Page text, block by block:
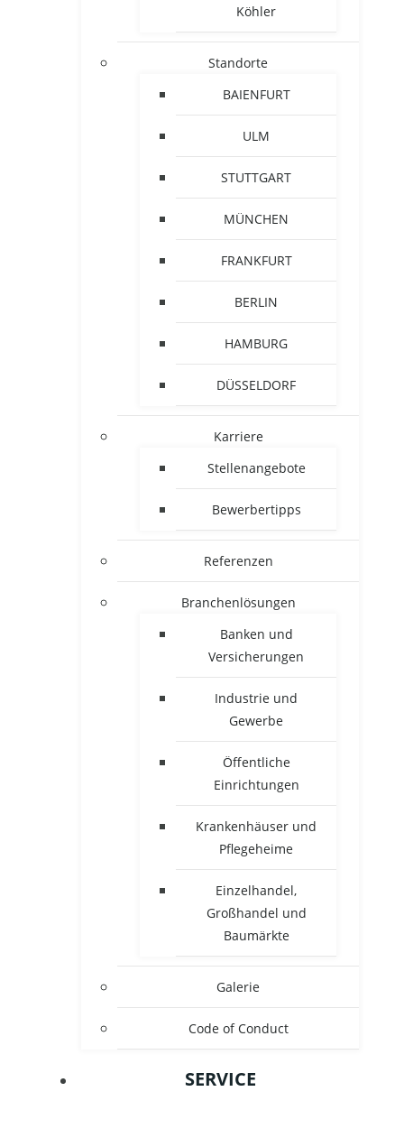
Köhler
Standorte
BAIENFURT
ULM
STUTTGART
MÜNCHEN
FRANKFURT
BERLIN
HAMBURG
DÜSSELDORF
Karriere
Stellenangebote
Bewerbertipps
Referenzen
Branchenlösungen
Banken und
Versicherungen
Industrie und
Gewerbe
Öffentliche
Einrichtungen
Krankenhäuser und
Pflegeheime
Einzelhandel,
Großhandel und
Baumärkte
Galerie
Code of Conduct
SERVICE